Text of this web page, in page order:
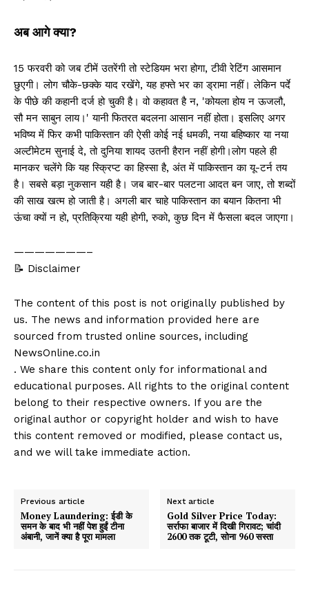
अब आगे क्या?
15 फरवरी को जब टीमें उतरेंगी तो स्टेडियम भरा होगा, टीवी रेटिंग आसमान
छुएगी। लोग चौके-छक्के याद रखेंगे, यह हफ्ते भर का ड्रामा नहीं। लेकिन पर्दे
के पीछे की कहानी दर्ज हो चुकी है। वो कहावत है न, 'कोयला होय न ऊजलौ,
सौ मन साबुन लाय।' यानी फितरत बदलना आसान नहीं होता। इसलिए अगर
भविष्य में फिर कभी पाकिस्तान की ऐसी कोई नई धमकी, नया बहिष्कार या नया
अल्टीमेटम सुनाई दे, तो दुनिया शायद उतनी हैरान नहीं होगी।लोग पहले ही
मानकर चलेंगे कि यह स्क्रिप्ट का हिस्सा है, अंत में पाकिस्तान का यू-टर्न तय
है। सबसे बड़ा नुकसान यही है। जब बार-बार पलटना आदत बन जाए, तो शब्दों
की साख खत्म हो जाती है। अगली बार चाहे पाकिस्तान का बयान कितना भी
ऊंचा क्यों न हो, प्रतिक्रिया यही होगी, रुको, कुछ दिन में फैसला बदल जाएगा।
———————–
📝 Disclaimer
The content of this post is not originally published by
us. The news and information provided here are
sourced from trusted online sources, including
NewsOnline.co.in
. We share this content only for informational and
educational purposes. All rights to the original content
belong to their respective owners. If you are the
original author or copyright holder and wish to have
this content removed or modified, please contact us,
and we will take immediate action.
Previous article
Money Laundering: ईडी के
समन के बाद भी नहीं पेश हुईं टीना
अंबानी, जानें क्या है पूरा मामला
Next article
Gold Silver Price Today:
सर्राफा बाजार में दिखी गिरावट; चांदी
₹2600 तक टूटी, सोना ₹960 सस्ता